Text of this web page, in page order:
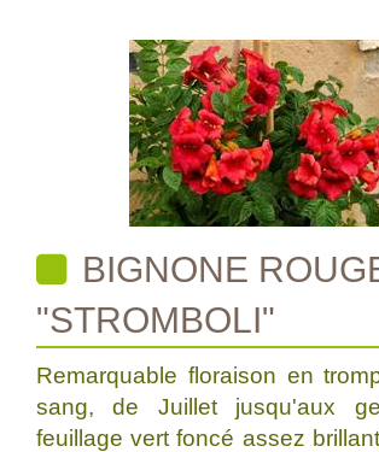
BIGNONE
"STROMBOLI"
Remarquable floraison en
sang, de Juillet jusqu'aux
feuillage vert foncé assez